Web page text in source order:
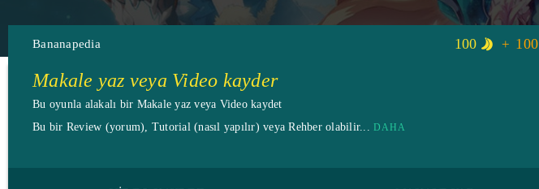
Bananapedia 100 100
Makale yaz veya Video kayder
Bu oyunla alakalı bir Makale yaz veya Video kaydet
Bu bir Review (yorum), Tutorial (nasıl yapılır) veya Rehber olabilir... DAHA